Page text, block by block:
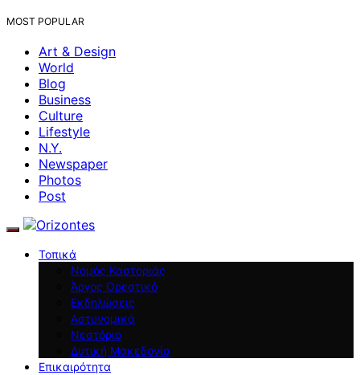
MOST POPULAR
Art & Design
World
Blog
Business
Culture
Lifestyle
N.Y.
Newspaper
Photos
Post
Τοπικά
Νομός Καστοριάς
Άργος Ορεστικό
Εκδηλώσεις
Αστυνομικά
Νεστόριο
Δυτική Μακεδονία
Επικαιρότητα